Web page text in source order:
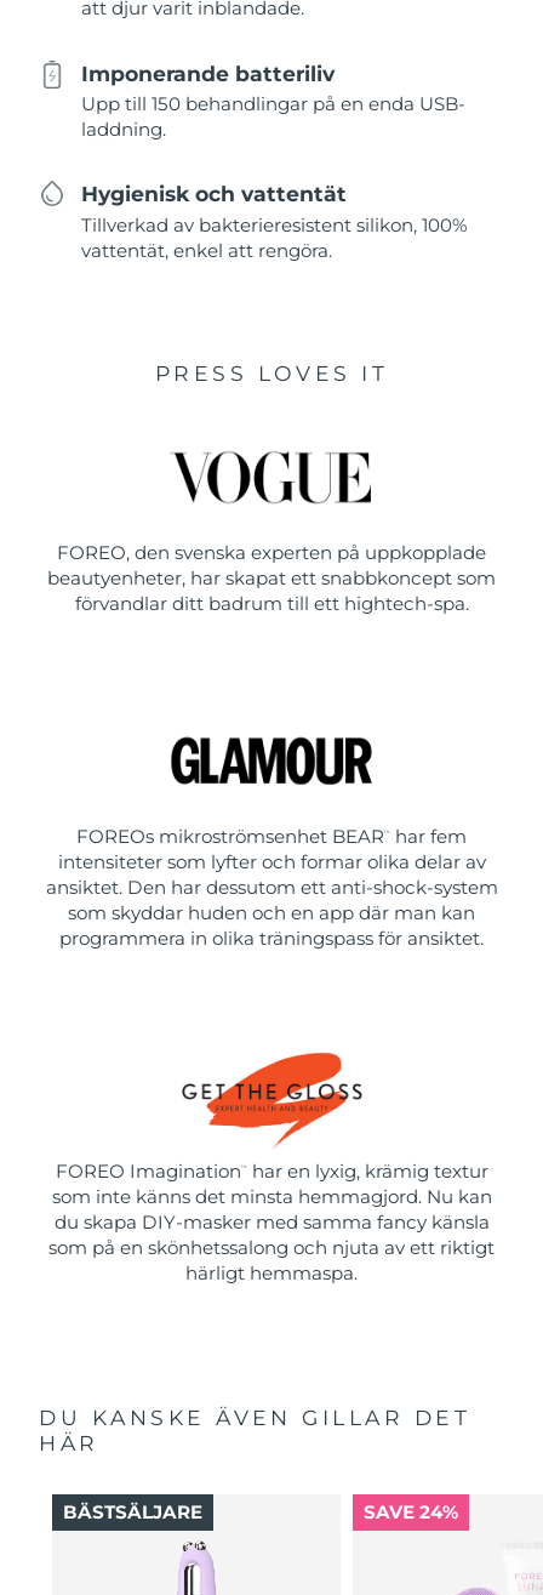
att djur varit inblandade.
Imponerande batteriliv
Upp till 150 behandlingar på en enda USB-
laddning.
Hygienisk och vattentät
Tillverkad av bakterieresistent silikon, 100%
vattentät, enkel att rengöra.
PRESS LOVES IT
FOREO, den svenska experten på uppkopplade
beautyenheter, har skapat ett snabbkoncept som
förvandlar ditt badrum till ett hightech-spa.
FOREOs mikroströmsenhet BEAR ™
har fem
intensiteter som lyfter och formar olika delar av
ansiktet. Den har dessutom ett anti-shock-system
som skyddar huden och en app där man kan
programmera in olika träningspass för ansiktet.
FOREO Imagination ™
har en lyxig, krämig textur
som inte känns det minsta hemmagjord. Nu kan
du skapa DIY-masker med samma fancy känsla
som på en skönhetssalong och njuta av ett riktigt
härligt hemmaspa.
DU KANSKE ÄVEN GILLAR DET
HÄR
BÄSTSÄLJARE SAVE 24%